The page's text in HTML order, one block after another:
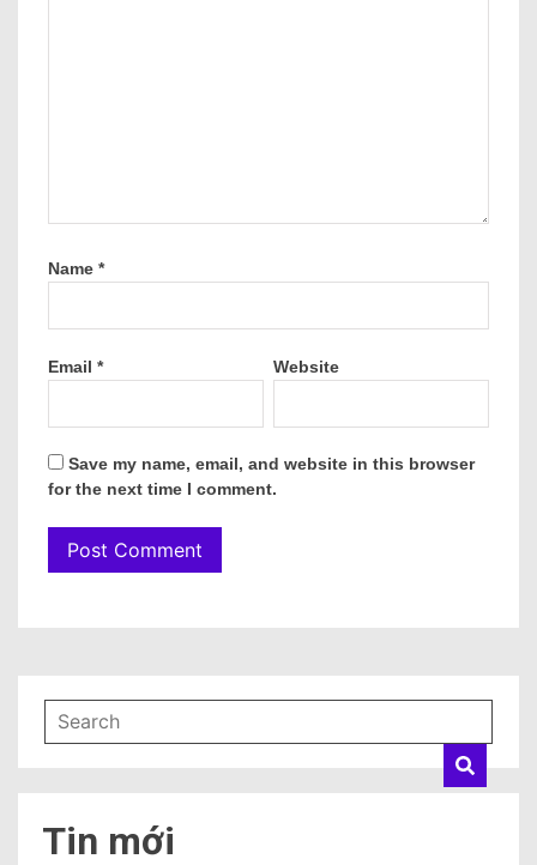
Name *
Email * Website
Save my name, email, and website in this browser
for the next time I comment.
Tin mới